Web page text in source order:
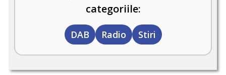
categoriile:
DAB Radio Stiri